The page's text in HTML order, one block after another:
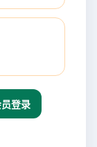
登录